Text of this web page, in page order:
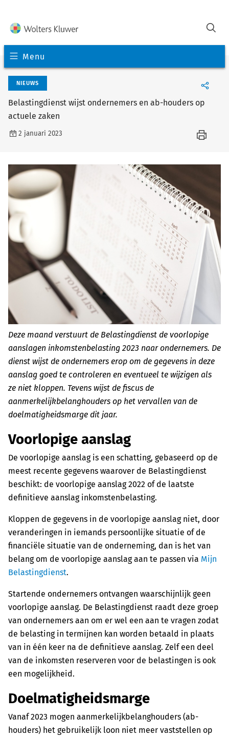
Menu
NIEUWS
Belastingdienst wijst ondernemers en ab-houders op
actuele zaken
2 januari 2023
Deze maand verstuurt de Belastingdienst de voorlopige
aanslagen inkomstenbelasting 2023 naar ondernemers. De
dienst wijst de ondernemers erop om de gegevens in deze
aanslag goed te controleren en eventueel te wijzigen als
ze niet kloppen. Tevens wijst de fiscus de
aanmerkelijkbelanghouders op het vervallen van de
doelmatigheidsmarge dit jaar.
Voorlopige aanslag
De voorlopige aanslag is een schatting, gebaseerd op de
meest recente gegevens waarover de Belastingdienst
beschikt: de voorlopige aanslag 2022 of de laatste
definitieve aanslag inkomstenbelasting.
Kloppen de gegevens in de voorlopige aanslag niet, door
veranderingen in iemands persoonlijke situatie of de
financiële situatie van de onderneming, dan is het van
belang om de voorlopige aanslag aan te passen via Mijn
Belastingdienst.
Startende ondernemers ontvangen waarschijnlijk geen
voorlopige aanslag. De Belastingdienst raadt deze groep
van ondernemers aan om er wel een aan te vragen zodat
de belasting in termijnen kan worden betaald in plaats
van in één keer na de definitieve aanslag. Zelf een deel
van de inkomsten reserveren voor de belastingen is ook
een mogelijkheid.
Doelmatigheidsmarge
Vanaf 2023 mogen aanmerkelijkbelanghouders (ab-
houders) het gebruikelijk loon niet meer vaststellen op